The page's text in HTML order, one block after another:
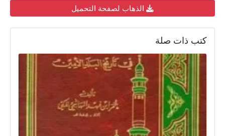
الذهاب لصفحة التحميل
كتب ذات صلة